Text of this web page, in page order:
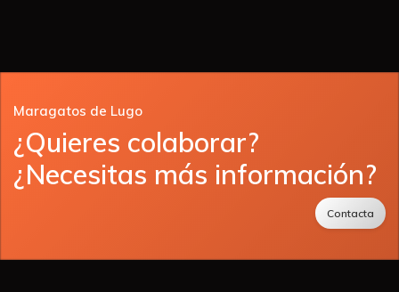
Maragatos de Lugo
¿Quieres colaborar?
¿Necesitas más información?
Contacta